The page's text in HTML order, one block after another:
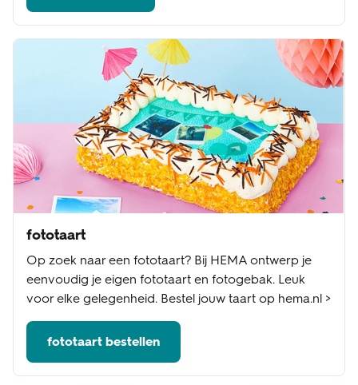
fototaart
Op zoek naar een fototaart? Bij HEMA ontwerp je
eenvoudig je eigen fototaart en fotogebak. Leuk
voor elke gelegenheid. Bestel jouw taart op hema.nl >
fototaart bestellen